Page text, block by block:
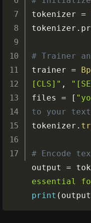
tokenizer =
tokenizer .
# Trainer
trainer =
[CLS]" ,
files = [
to your
tokenizer .
# Encode
output =
essential
print ( output